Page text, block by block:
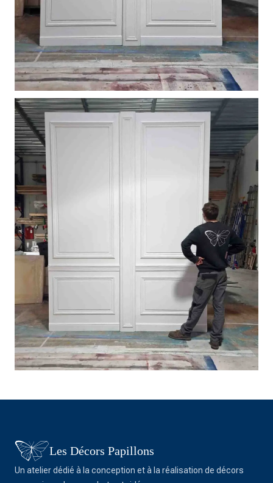
Les Décors Papillons
Un atelier dédié à la conception et à la réalisation de décors